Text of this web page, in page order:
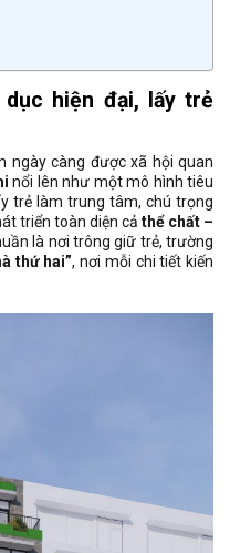
hiện đại, lấy trẻ
ngày càng được xã hội quan
nổi lên như một mô hình tiêu
trẻ làm trung tâm, chú trọng
triển toàn diện cả thể chất –
là nơi trông giữ trẻ, trường
thứ hai”, nơi mỗi chi tiết kiến